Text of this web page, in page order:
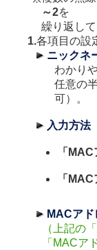
～2を
繰り返して
1.各項目の設
ニックネ
わかり
任意の
可）。
入力方法
「
「
MACアド
（上記の
「MACア